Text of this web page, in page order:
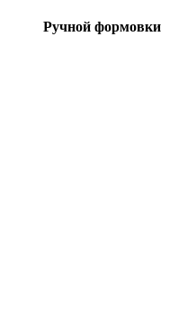
Ручной формовки